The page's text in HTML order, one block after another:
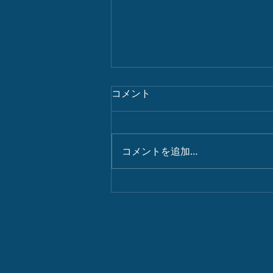
パワースポット
コメント
コメントを追加…